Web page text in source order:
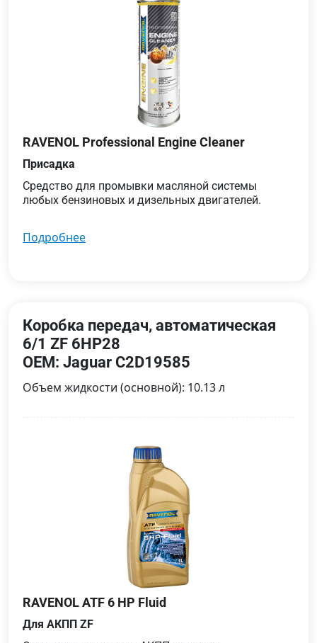
RAVENOL Professional Engine Cleaner
Присадка
Средство для промывки масляной системы
любых бензиновых и дизельных двигателей.
подробнее
Коробка передач, автоматическая
6/1 ZF 6HP28
OEM: Jaguar C2D19585
Объем жидкости (основной): 10.13 л
RAVENOL ATF 6 HP Fluid
Для АКПП ZF